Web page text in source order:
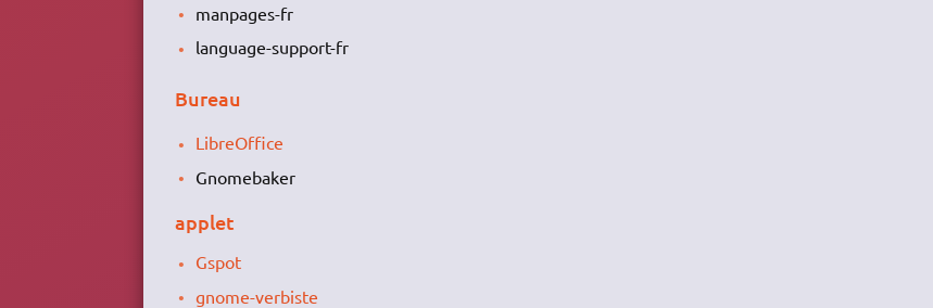
manpages-fr
language-support-fr
Bureau
LibreOffice
Gnomebaker
applet
Gspot
gnome-verbiste